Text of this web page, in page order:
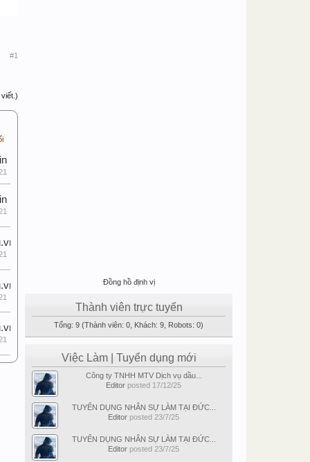
#1
Đồng hồ định vị
Thành viên trực tuyến
Tổng: 9 (Thành viên: 0, Khách: 9, Robots: 0)
Việc Làm | Tuyển dụng mới
Công ty TNHH MTV Dịch vụ dầu...
Editor posted 17/12/25
TUYỂN DỤNG NHÂN SỰ LÀM TẠI ĐỨC...
Editor posted 23/7/25
TUYỂN DỤNG NHÂN SỰ LÀM TẠI ĐỨC...
Editor posted 23/7/25